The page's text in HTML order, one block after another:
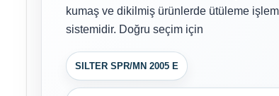
kumaş ve dikilmiş ürünlerde ütüleme
sistemidir. Doğru seçim için
SILTER SPR/MN 2005 E